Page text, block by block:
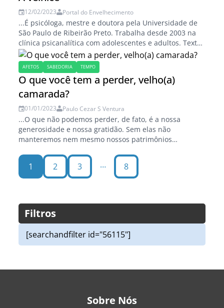
12/02/2023 Portal do Envelhecimento
...É psicóloga, mestre e doutora pela Universidade de
São Paulo de Ribeirão Preto. Trabalha desde 2003 na
clínica psicanalítica com adolescentes e adultos. Texto
reproduzido do Blog de Psicanálise
https://edicoes.portaldoenvelhecimento
cursos/curso-presencial-os-setenios-e-sua-
importancia-para-compreender-as-fases-da-vida-
segundo-a-antroposofia/...
AFETOS SABEDORIA TEMPO
O que você tem a perder, velho(a)
camarada?
01/01/2023 Paulo Cezar S Ventura
...O que não podemos perder, de fato, é a nossa
generosidade e nossa gratidão. Sem elas não
manteremos nem mesmo nossos patrimônios
Chuck/pexels.
https://www
.portaldoenvelhecimento
-medina-80-anos-de-afetos-formando-orientando-e-
1 2 3 … 8
Filtros
[searchandfilter id="56115"]
Sobre Nós